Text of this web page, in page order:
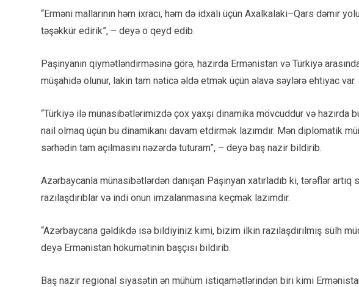
“Erməni mallarının həm ixracı, həm də idxalı üçün Axalkalaki–Qars dəmir
təşəkkür edirik”, – deyə o qeyd edib.
Paşinyanın qiymətləndirməsinə görə, hazırda Ermənistan və Türkiyə
müşahidə olunur, lakin tam nəticə əldə etmək üçün əlavə səylərə ehtiyac var.
“Türkiyə ilə münasibətlərimizdə çox yaxşı dinamika mövcuddur və hazırda
nail olmaq üçün bu dinamikanı davam etdirmək lazımdır. Mən diplomatik
sərhədin tam açılmasını nəzərdə tuturam”, – deyə baş nazir bildirib.
Azərbaycanla münasibətlərdən danışan Paşinyan xatırladıb ki, tərəflər
razılaşdırıblar və indi onun imzalanmasına keçmək lazımdır.
“Azərbaycana gəldikdə isə bildiyiniz kimi, bizim ilkin razılaşdırılmış sülh
deyə Ermənistan hökumətinin başçısı bildirib.
Baş nazir regional siyasətin ən mühüm istiqamətlərindən biri kimi